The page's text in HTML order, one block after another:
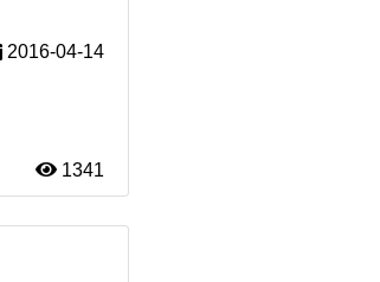
2016-04-14
1341